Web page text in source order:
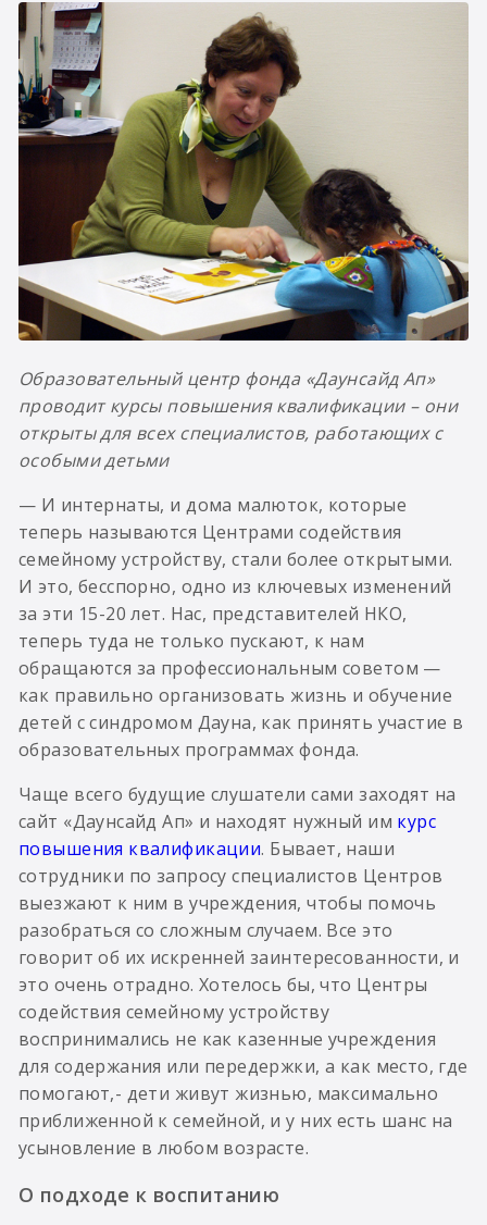
Образовательный центр фонда «Даунсайд Ап»
проводит курсы повышения квалификации – они
открыты для всех специалистов, работающих с
особыми детьми
— И интернаты, и дома малюток, которые
теперь называются Центрами содействия
семейному устройству, стали более открытыми.
И это, бесспорно, одно из ключевых изменений
за эти 15-20 лет. Нас, представителей НКО,
теперь туда не только пускают, к нам
обращаются за профессиональным советом —
как правильно организовать жизнь и обучение
детей с синдромом Дауна, как принять участие в
образовательных программах фонда.
Чаще всего будущие слушатели сами заходят на
сайт «Даунсайд Ап» и находят нужный им курс
повышения квалификации. Бывает, наши
сотрудники по запросу специалистов Центров
выезжают к ним в учреждения, чтобы помочь
разобраться со сложным случаем. Все это
говорит об их искренней заинтересованности, и
это очень отрадно. Хотелось бы, что Центры
содействия семейному устройству
воспринимались не как казенные учреждения
для содержания или передержки, а как место, где
помогают,- дети живут жизнью, максимально
приближенной к семейной, и у них есть шанс на
усыновление в любом возрасте.
О подходе к воспитанию